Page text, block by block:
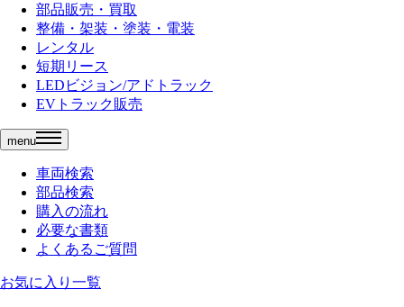
部品販売・買取
整備・架装・塗装・電装
レンタル
短期リース
LEDビジョン/アドトラック
EVトラック販売
menu
車両検索
部品検索
購入の流れ
必要な書類
よくあるご質問
お気に入り一覧